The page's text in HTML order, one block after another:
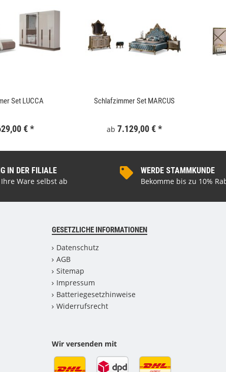
Set LUCCA
€ *
Schlafzimmer Set MARCUS
ab 7.129,00 € *
€ 34,99 €*
IN DER FILIALE
Ware selbst ab
WERDE STAMMKUNDE
Bekomme bis zu 10%
GESETZLICHE INFORMATIONEN
Datenschutz
AGB
Sitemap
Impressum
Batteriegesetzhinweise
Widerrufsrecht
Wir versenden mit